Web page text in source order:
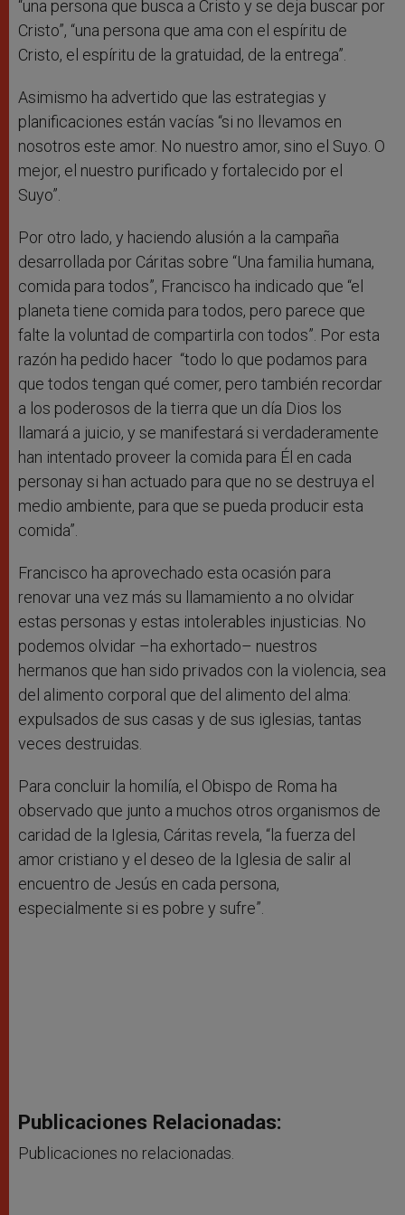
“una persona que busca a Cristo y se deja buscar por
Cristo”, “una persona que ama con el espíritu de
Cristo, el espíritu de la gratuidad, de la entrega”.
Asimismo ha advertido que las estrategias y
planificaciones están vacías “si no llevamos en
nosotros este amor. No nuestro amor, sino el Suyo. O
mejor, el nuestro purificado y fortalecido por el
Suyo”.
Por otro lado, y haciendo alusión a la campaña
desarrollada por Cáritas sobre “Una familia humana,
comida para todos”, Francisco ha indicado que “el
planeta tiene comida para todos, pero parece que
falte la voluntad de compartirla con todos”. Por esta
razón ha pedido hacer “todo lo que podamos para
que todos tengan qué comer, pero también recordar
a los poderosos de la tierra que un día Dios los
llamará a juicio, y se manifestará si verdaderamente
han intentado proveer la comida para Él en cada
personay si han actuado para que no se destruya el
medio ambiente, para que se pueda producir esta
comida”.
Francisco ha aprovechado esta ocasión para
renovar una vez más su llamamiento a no olvidar
estas personas y estas intolerables injusticias. No
podemos olvidar –ha exhortado– nuestros
hermanos que han sido privados con la violencia, sea
del alimento corporal que del alimento del alma:
expulsados de sus casas y de sus iglesias, tantas
veces destruidas.
Para concluir la homilía, el Obispo de Roma ha
observado que junto a muchos otros organismos de
caridad de la Iglesia, Cáritas revela, “la fuerza del
amor cristiano y el deseo de la Iglesia de salir al
encuentro de Jesús en cada persona,
especialmente si es pobre y sufre”.
Publicaciones Relacionadas:
Publicaciones no relacionadas.